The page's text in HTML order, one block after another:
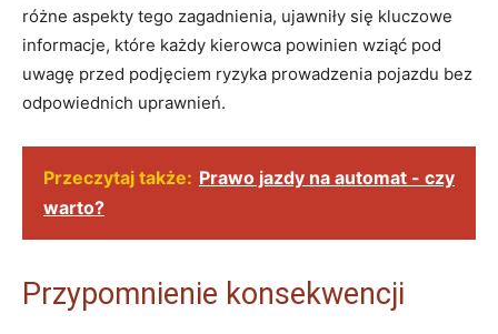
różne aspekty tego zagadnienia, ujawniły się kluczowe
informacje, które każdy kierowca powinien wziąć pod
uwagę przed podjęciem ryzyka prowadzenia pojazdu bez
odpowiednich uprawnień.
Przeczytaj także: Prawo jazdy na automat - czy
warto?
Przypomnienie konsekwencji